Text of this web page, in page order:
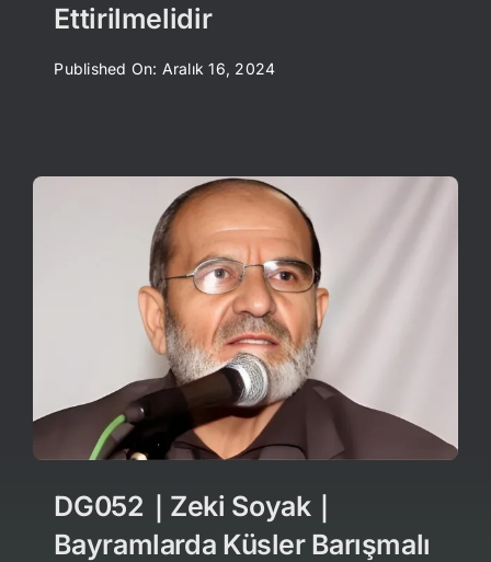
Ettirilmelidir
Published On: Aralık 16, 2024
DG052｜Zeki Soyak｜
Bayramlarda Küsler Barışmalı